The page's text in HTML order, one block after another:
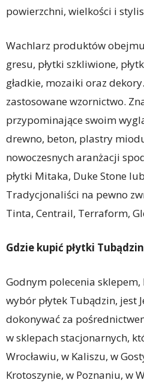
powierzchni, wielkości i
Wachlarz produktów
gresu, płytki szkliwione,
gładkie, mozaiki oraz
zastosowane wzornictwo.
przypominające swoim
drewno, beton, plastry
nowoczesnych aranżacji
płytki Mitaka, Duke Stone
Tradycjonaliści na pewno
Tinta, Centrail, Terraform,
Gdzie kupić płytki
Godnym polecenia
wybór płytek Tubądzin, jest
dokonywać za
w sklepach stacjonarnych,
Wrocławiu, w Kaliszu, w
Krotoszynie, w Poznaniu, w